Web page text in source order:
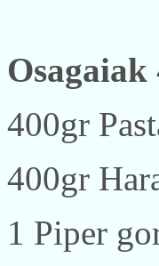
Osagaiak
400gr
400gr
1 Piper